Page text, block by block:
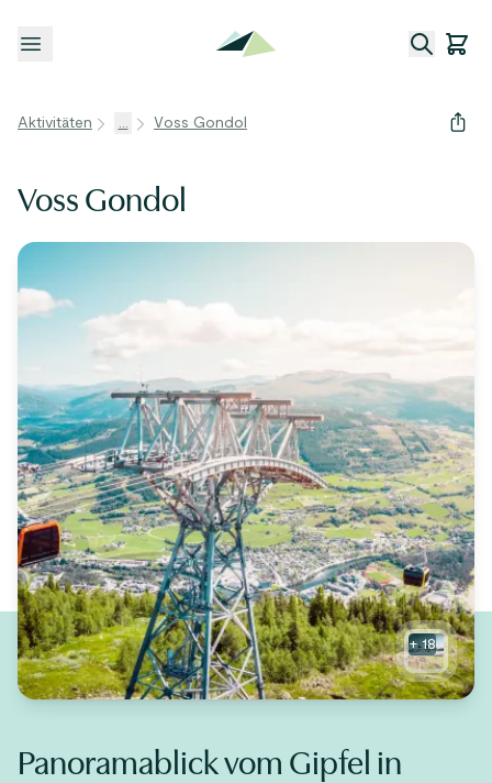
Menü öffnen
Aktivitäten ... Voss Gondol
Voss Gondol
+18
Panoramablick vom Gipfel in